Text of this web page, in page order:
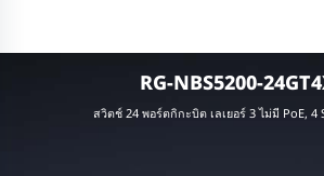
RG-NBS5200-
สวิตช์ 24 พอร์ตกิกะบิต เลเยอร์ 3 ไม่มี PoE, 4